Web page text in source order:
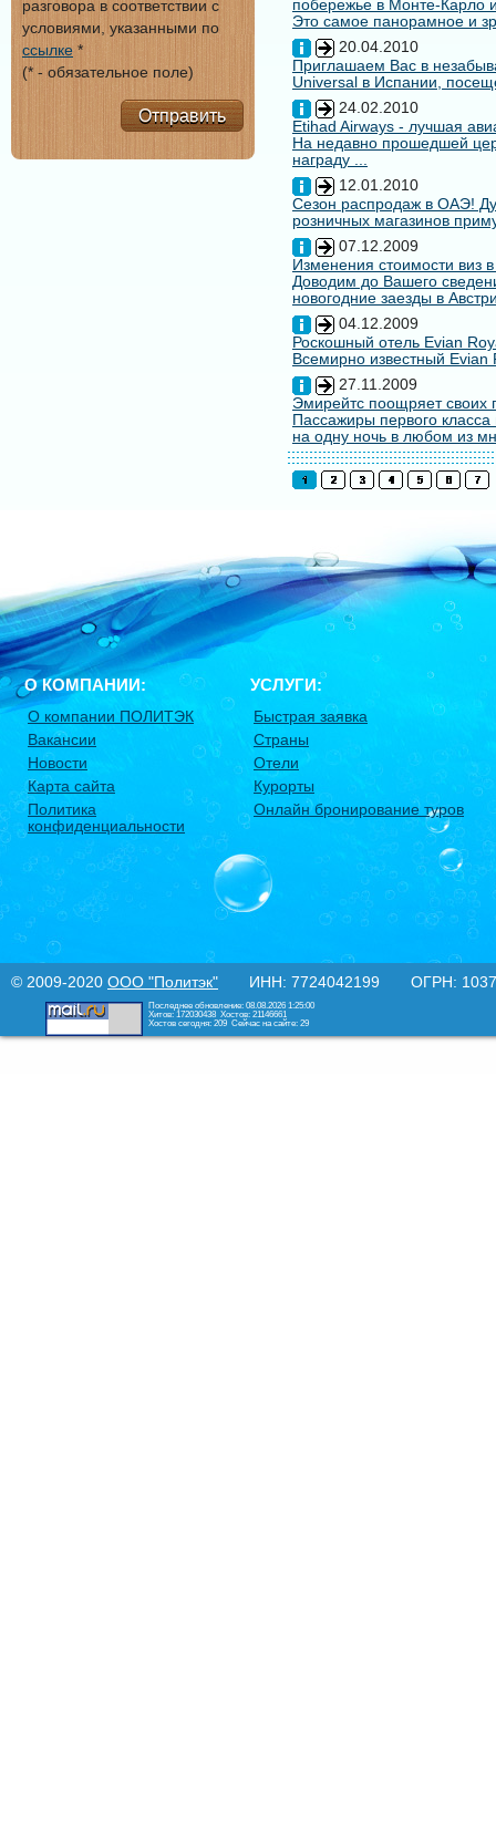
побережье в Монте-Карло
Это самое панорамное и
20.04.2010
Приглашаем Вас в
Universal в Испании,
24.02.2010
Etihad Airways - лучшая
На недавно прошедшей
награду ...
12.01.2010
Сезон распродаж в ОАЭ!
розничных магазинов
07.12.2009
Изменения стоимости виз
Доводим до Вашего
новогодние заезды в
04.12.2009
Роскошный отель Evian
Всемирно известный
27.11.2009
Эмирейтс поощряет своих
Пассажиры первого
на одну ночь в любом из
разговора в соответствии с
условиями, указанными по
ссылке *
(* - обязательное поле)
Отправить
О КОМПАНИИ:
О компании ПОЛИТЭК
Вакансии
Новости
Карта сайта
Политика
конфиденциальности
УСЛУГИ:
Быстрая заявка
Страны
Отели
Курорты
Онлайн бронирование туров
© 2009-2020 ООО "Политэк" ИНН: 7724042199 ОГРН:
Последнее обновление: 08.08.2026 1:25:00
Хитов: 172030438 Хостов: 21146661
Хостов сегодня: 209 Сейчас на сайте: 29